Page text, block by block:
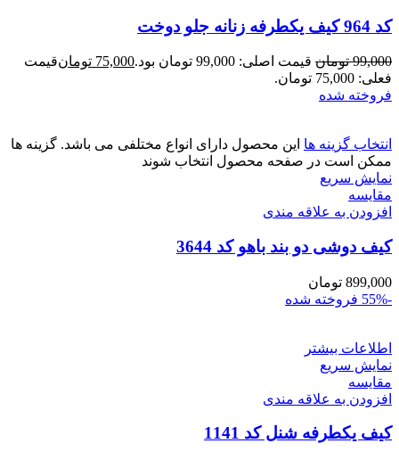
کد 964 کیف یکطرفه زنانه جلو دوخت
99,000 تومان قیمت اصلی: 99,000 تومان بود. 75,000 تومانقیمت
فعلی: 75,000 تومان.
فروخته شده
انتخاب گزینه ها این محصول دارای انواع مختلفی می باشد. گزینه ها
ممکن است در صفحه محصول انتخاب شوند
نمایش سریع
مقايسه
افزودن به علاقه مندی
کیف دوشی دو بند باهو کد 3644
899,000 تومان
-55%
فروخته شده
اطلاعات بیشتر
نمایش سریع
مقايسه
افزودن به علاقه مندی
کیف یکطرفه شنل کد 1141